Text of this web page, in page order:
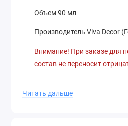
Объем 90 мл
Производитель Viva Decor
Внимание! При заказе для
состав не переносит
Читать дальше